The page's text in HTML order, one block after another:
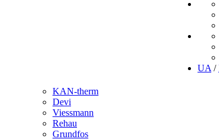
UA /
KAN-therm
Devi
Viessmann
Rehau
Grundfos